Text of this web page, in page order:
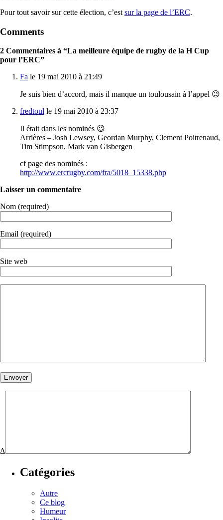
Pour tout savoir sur cette élection, c’est sur la page de l’ERC.
Comments
2 Commentaires à “La meilleure équipe de rugby de la H Cup
pour l’ERC”
Fa le 19 mai 2010 à 21:49
Je suis bien d’accord, mais il manque un toulousain à l’appel 😉
fredtoul le 19 mai 2010 à 23:37
Il était dans les nominés 😉
Arrières – Josh Lewsey, Geordan Murphy, Clement Poitrenaud,
Tim Stimpson, Mark van Gisbergen
cf page des nominés :
http://www.ercrugby.com/fra/5018_15338.php
Laisser un commentaire
Nom (required)
Email (required)
Site web
Δ
Catégories
Autre
Ce blog
Humeur